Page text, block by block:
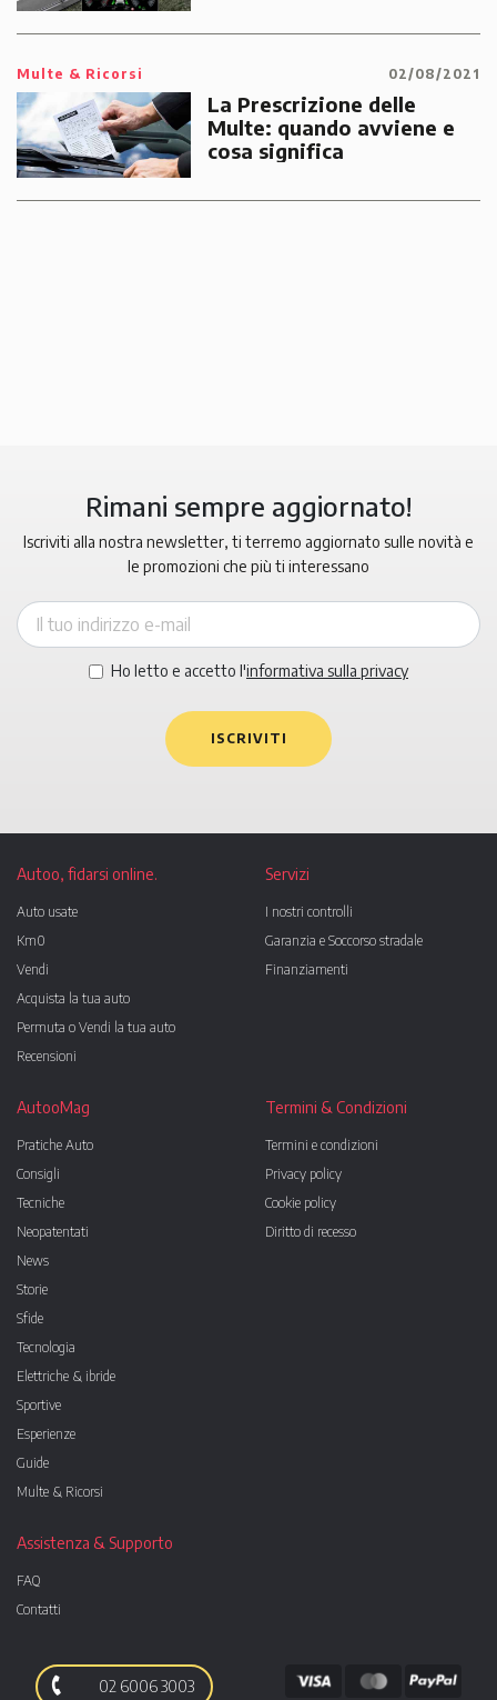
Multe & Ricorsi 02/08/2021
La Prescrizione delle
Multe: quando avviene e
cosa significa
Rimani sempre aggiornato!
Iscriviti alla nostra newsletter, ti terremo aggiornato sulle novità e
le promozioni che più ti interessano
Ho letto e accetto l'informativa sulla privacy
ISCRIVITI
Autoo, fidarsi online.
Auto usate
Km0
Vendi
Acquista la tua auto
Permuta o Vendi la tua auto
Recensioni
Servizi
I nostri controlli
Garanzia e Soccorso stradale
Finanziamenti
AutooMag
Pratiche Auto
Consigli
Tecniche
Neopatentati
News
Storie
Sfide
Tecnologia
Elettriche & ibride
Sportive
Esperienze
Guide
Multe & Ricorsi
Termini & Condizioni
Termini e condizioni
Privacy policy
Cookie policy
Diritto di recesso
Assistenza & Supporto
FAQ
Contatti
02 6006 3003